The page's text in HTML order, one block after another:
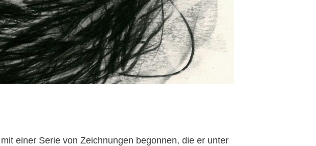
einer Serie von Zeichnungen begonnen, die er unter